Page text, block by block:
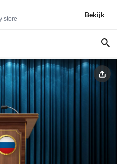
store
Bekijk